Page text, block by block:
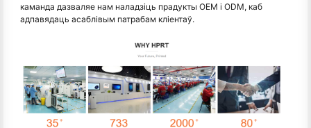
каманда дазваляе нам наладзіць прадукты OEM і ODM, каб
адпавядаць асаблівым патрабам кліентаў.